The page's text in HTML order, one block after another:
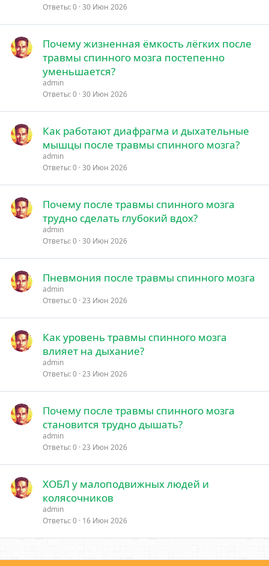
Ответы 0 30 Июн 2026
Почему жизненная ёмкость лёгких после
травмы спинного мозга постепенно
уменьшается?
admin
Ответы 0 30 Июн 2026
Как работают диафрагма и дыхательные
мышцы после травмы спинного мозга?
admin
Ответы 0 30 Июн 2026
Почему после травмы спинного мозга
трудно сделать глубокий вдох?
admin
Ответы 0 30 Июн 2026
Пневмония после травмы спинного мозга
admin
Ответы 0 23 Июн 2026
Как уровень травмы спинного мозга
влияет на дыхание?
admin
Ответы 0 23 Июн 2026
Почему после травмы спинного мозга
становится трудно дышать?
admin
Ответы 0 23 Июн 2026
ХОБЛ у малоподвижных людей и
колясочников
admin
Ответы 0 16 Июн 2026